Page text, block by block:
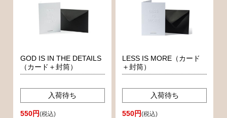
GOD IS IN THE DETAILS
（カード＋封筒）
入荷待ち
550円(税込)
LESS IS MORE（カード
＋封筒）
入荷待ち
550円(税込)